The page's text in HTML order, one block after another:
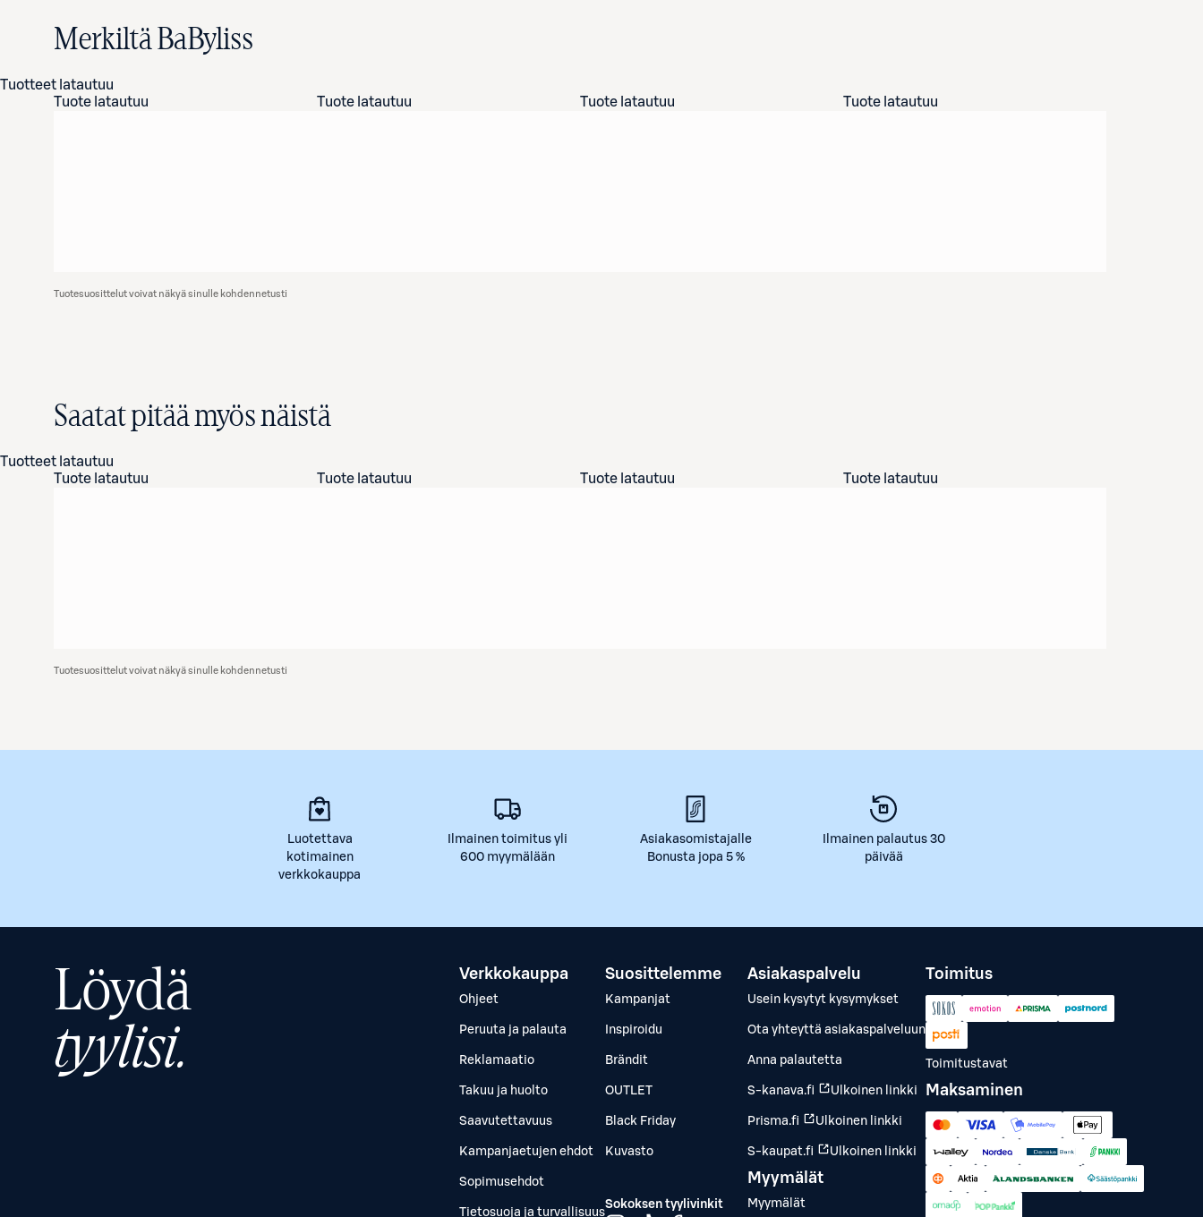
Merkiltä BaByliss
Tuotteet latautuu
Tuote latautuu
Tuote latautuu Tuote latautuu Tuote latautuu
Tuotesuosittelut voivat näkyä sinulle kohdennetusti
Saatat pitää myös näistä
Tuotteet latautuu
Tuote latautuu
Tuote latautuu Tuote latautuu Tuote latautuu
Tuotesuosittelut voivat näkyä sinulle kohdennetusti
Luotettava
kotimainen
verkkokauppa
Ilmainen toimitus yli
600 myymälään
Asiakasomistajalle
Bonusta jopa 5 %
Ilmainen palautus 30
päivää
Löydä
tyylisi.
Verkkokauppa
Ohjeet
Peruuta ja palauta
Reklamaatio
Takuu ja huolto
Saavutettavuus
Kampanjaetujen ehdot
Sopimusehdot
Tietosuoja ja turvallisuus
Suosittelemme
Kampanjat
Inspiroidu
Brändit
OUTLET
Black Friday
Kuvasto
Sokoksen tyylivinkit
Asiakaspalvelu
Usein kysytyt kysymykset
Ota yhteyttä asiakaspalveluun
Anna palautetta
S-kanava.fi Ulkoinen linkki
Prisma.fi Ulkoinen linkki
S-kaupat.fi Ulkoinen linkki
Myymälät
Myymälät
Toimitus
Toimitustavat
Maksaminen